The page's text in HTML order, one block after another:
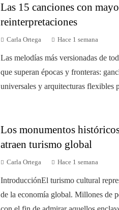
Las 15 canciones con
reinterpretaciones
Carla Ortega Hace 1 semana
Las melodías más versionadas de
que superan épocas y fronteras:
universales y arquitecturas flexibles
Los monumentos
atraen turismo global
Carla Ortega Hace 1 semana
IntroducciónEl turismo cultural
de la economía global. Millones de